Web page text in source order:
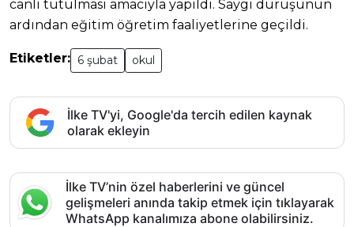
canlı tutulması amacıyla yapıldı. Saygı duruşunun
ardından eğitim öğretim faaliyetlerine geçildi.
Etiketler: 6 şubat okul
İlke TV'yi, Google'da tercih edilen kaynak
olarak ekleyin
İlke TV’nin özel haberlerini ve güncel
gelişmeleri anında takip etmek için tıklayarak
WhatsApp kanalımıza abone olabilirsiniz.